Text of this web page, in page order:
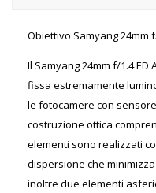
Obiettivo Samyang 24mm
Il Samyang 24mm f/1.4 ED
fissa estremamente
le fotocamere con
costruzione ottica
elementi sono realizzati
dispersione che
inoltre due elementi